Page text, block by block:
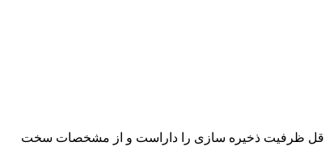
شامل دو دستگاه است حداقل ظرفیت ذخیره سازی را داراست و از مشخصات سخت